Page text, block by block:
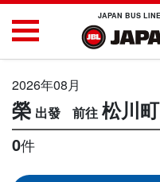
JAPAN BUS
2026年08月
榮 松川町
0件